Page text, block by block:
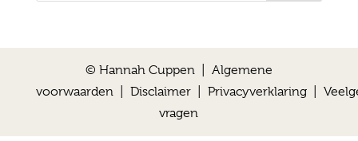
© Hannah Cuppen | Algemene
voorwaarden| Disclaimer| Privacyverklaring|
vragen